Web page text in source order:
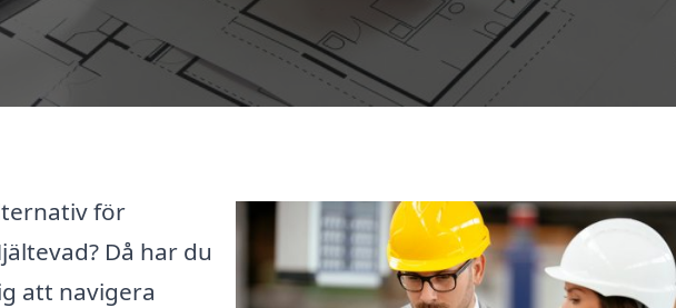
för
Då har du
att navigera